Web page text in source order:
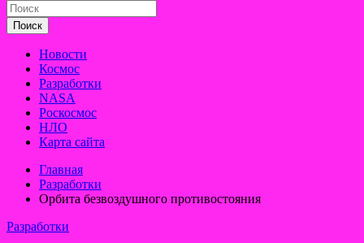
Поиск
Новости
Космос
Разработки
NASA
Роскосмос
НЛО
Карта сайта
Главная
Разработки
Орбита безвоздушного противостояния
Разработки